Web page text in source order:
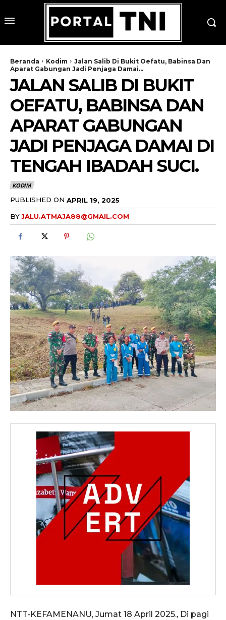
Beranda Kodim
Jalan Salib Di Bukit Oefatu, Babinsa Dan
Aparat Gabungan Jadi Penjaga Damai...
JALAN SALIB DI BUKIT
OEFATU, BABINSA DAN
APARAT GABUNGAN
JADI PENJAGA DAMAI DI
TENGAH IBADAH SUCI.
KODIM
PUBLISHED ON APRIL 19, 2025
BYJALU.ATMAJA88@GMAIL.COM
NTT-KEFAMENANU, Jumat 18 April 2025., Di pagi